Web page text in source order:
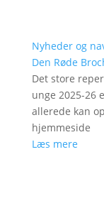
Nyheder og
Den Røde
Det store
unge 2025-26
allerede kan
hjemmeside
Læs mere